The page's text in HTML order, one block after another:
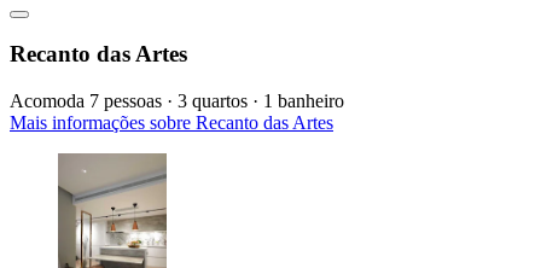
Recanto das Artes
Acomoda 7 pessoas · 3 quartos · 1 banheiro
Mais informações sobre Recanto das Artes